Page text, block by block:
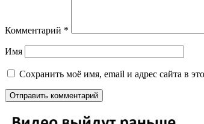
Комментарий *
Имя
Сохранить моё имя, email и адрес сайта в